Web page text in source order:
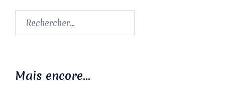
Rechercher :
Mais encore…